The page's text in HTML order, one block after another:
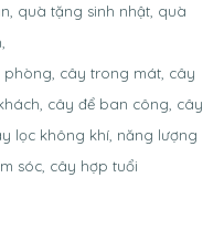
quà tặng sinh nhật, quà
cây trong mát, cây
cây để ban công, cây
lọc không khí, năng lượng
sóc, cây hợp tuổi